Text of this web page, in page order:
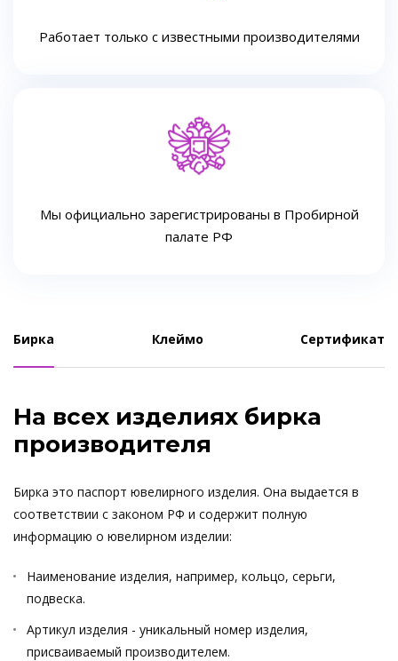
Работает только с известными производителями
Мы официально зарегистрированы в Пробирной
палате РФ
Бирка Клеймо Сертификат
На всех изделиях бирка
производителя
Бирка это паспорт ювелирного изделия. Она выдается в
соответствии с законом РФ и содержит полную
информацию о ювелирном изделии:
Наименование изделия, например, кольцо, серьги,
подвеска.
Артикул изделия - уникальный номер изделия,
присваиваемый производителем.